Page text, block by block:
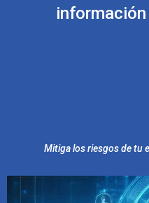
Mitiga los riesgos de tu